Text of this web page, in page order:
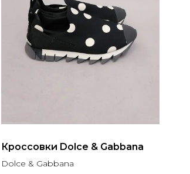
Кроссовки Dolce & Gabbana
Dolce & Gabbana